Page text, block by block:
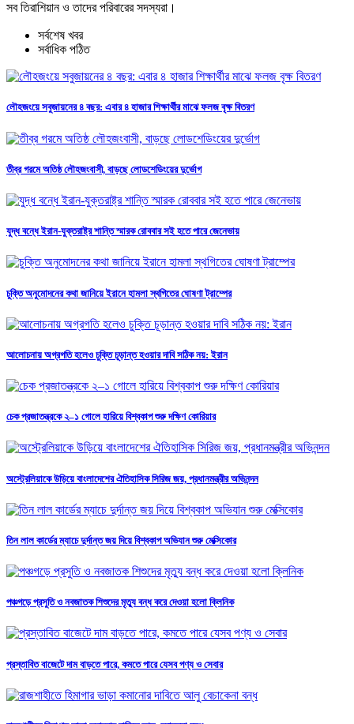
সব তিরাশিয়ান ও তাদের পরিবারের সদস্যরা।
সর্বশেষ খবর
সর্বাধিক পঠিত
লৌহজংয়ে সবুজায়নের ৪ বছর: এবার ৪ হাজার শিক্ষার্থীর মাঝে ফলজ বৃক্ষ বিতরণ
তীব্র গরমে অতিষ্ঠ লৌহজংবাসী, বাড়ছে লোডশেডিংয়ের দুর্ভোগ
যুদ্ধ বন্ধে ইরান-যুক্তরাষ্ট্র শান্তি স্মারক রোববার সই হতে পারে জেনেভায়
চুক্তি অনুমোদনের কথা জানিয়ে ইরানে হামলা স্থগিতের ঘোষণা ট্রাম্পের
আলোচনায় অগ্রগতি হলেও চুক্তি চূড়ান্ত হওয়ার দাবি সঠিক নয়: ইরান
চেক প্রজাতন্ত্রকে ২–১ গোলে হারিয়ে বিশ্বকাপ শুরু দক্ষিণ কোরিয়ার
অস্ট্রেলিয়াকে উড়িয়ে বাংলাদেশের ঐতিহাসিক সিরিজ জয়, প্রধানমন্ত্রীর অভিনন্দন
তিন লাল কার্ডের ম্যাচে দুর্দান্ত জয় দিয়ে বিশ্বকাপ অভিযান শুরু মেক্সিকোর
পঞ্চগড়ে প্রসুতি ও নবজাতক শিশুদের মৃত্যু বন্ধ করে দেওয়া হলো ক্লিনিক
প্রস্তাবিত বাজেটে দাম বাড়তে পারে, কমতে পারে যেসব পণ্য ও সেবার